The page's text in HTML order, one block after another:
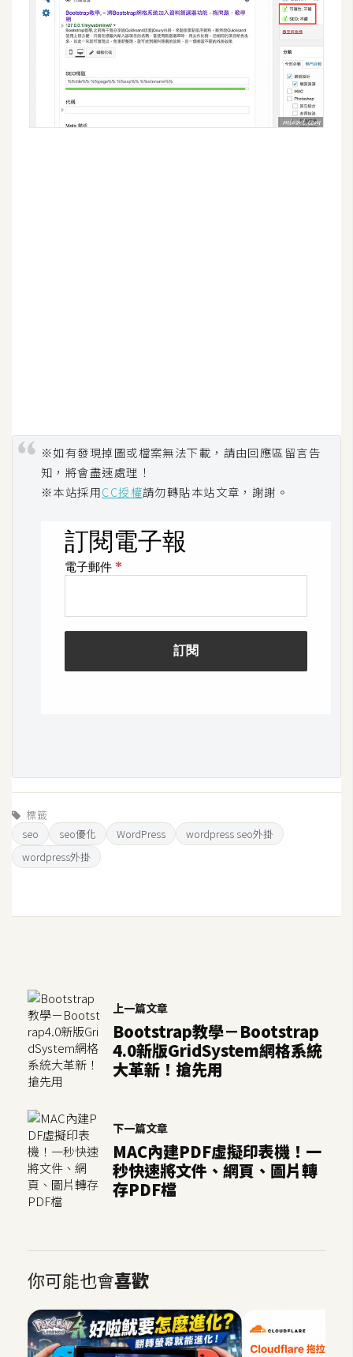
※如有發現掉圖或檔案無法下載，請由回應區留言告
知，將會盡速處理！
※本站採用CC授權請勿轉貼本站文章，謝謝。
標籤
seo
seo優化 WordPress
wordpress seo外掛
wordpress外掛
上一篇文章
Bootstrap教學－Bootstrap
4.0新版GridSystem網格系統
大革新！搶先用
下一篇文章
MAC內建PDF虛擬印表機！一
秒快速將文件、網頁、圖片轉
存PDF檔
你可能也會喜歡